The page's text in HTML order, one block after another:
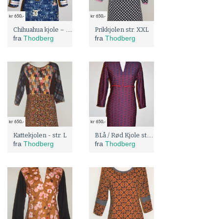
kr 650,-
fra Thodberg
kr 650,-
Prikkjolen str. XXL
fra Thodberg
kr 650,-
Kattekjolen - str. L
fra Thodberg
kr 650,-
fra Thodberg